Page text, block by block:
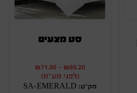
סט מצעים
₪85.20
-
₪71.00
(לפני מע"מ)
מק"ט: SA-EMERALD